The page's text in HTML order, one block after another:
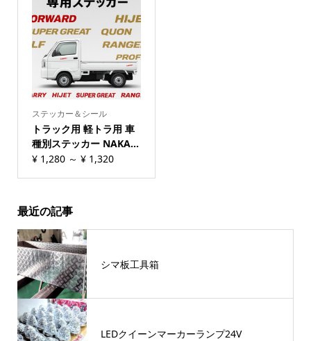
ステッカー＆シール
トラック用 軽トラ用 車
種別ステッカー NAKA...
¥1,280～ ¥1,320
最近の記事
シマ板工具箱
LEDクイーンマーカーランプ24V